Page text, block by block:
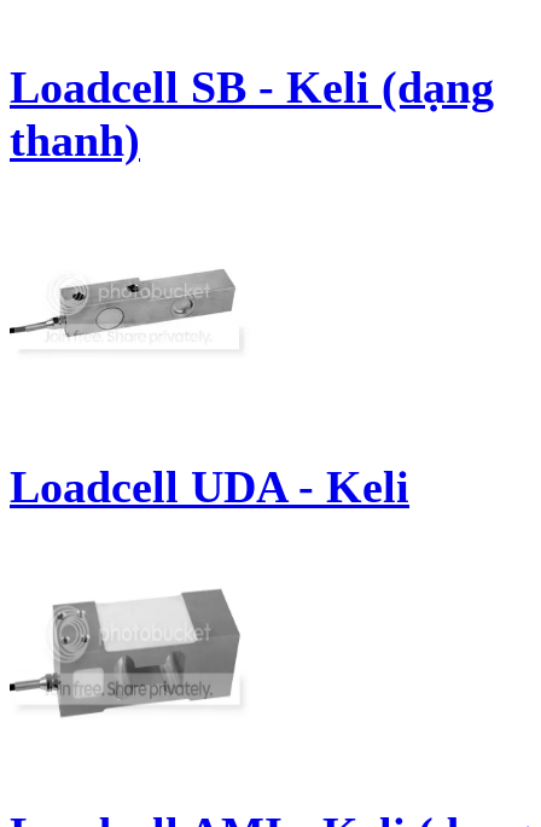
Loadcell SB - Keli (dạng
thanh)
Loadcell UDA - Keli